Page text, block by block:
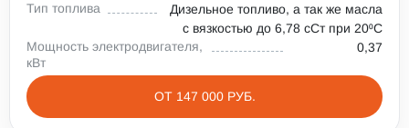
Тип топлива
Дизельное топливо, а так же масла
с вязкостью до 6,78 сСт при 20⁰С
Мощность электродвигателя,
кВт
0,37
ОТ 147 000 РУБ.